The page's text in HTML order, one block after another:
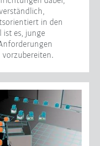
in den
es, junge